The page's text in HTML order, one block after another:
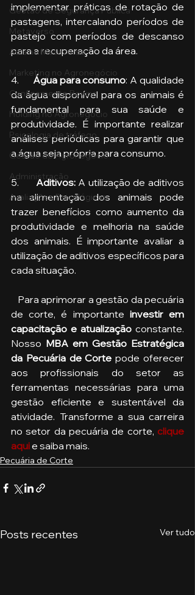
Gestão de Segurança Publica
Metaverso
Aula no Metaverso
Marketing no Agronegócio
Confinamento Bovino
Holding no Agronegócio
Psicologia de tráfego
Gestão do Agronegócio
Administração
Avaliações Psicológicas
implementar práticas de rotação de
pastagens, intercalando períodos de
pastejo com períodos de descanso
para a recuperação da área.
4. Água para consumo: A qualidade
da água disponível para os animais é
fundamental para sua saúde e
produtividade. É importante realizar
análises periódicas para garantir que
a água seja própria para consumo.
5. Aditivos: A utilização de aditivos
na alimentação dos animais pode
trazer benefícios como aumento da
produtividade e melhoria na saúde
dos animais. É importante avaliar a
utilização de aditivos específicos para
cada situação.
de corte, é importante investir em
capacitação e atualização constante.
Nosso MBA em Gestão Estratégica
da Pecuária de Corte pode oferecer
aos profissionais do setor as
ferramentas necessárias para uma
gestão eficiente e sustentável da
atividade. Transforme a sua carreira
no setor da pecuária de corte, clique
aquie saiba mais.
Pecuária de Corte
Posts recentes Ver tudo